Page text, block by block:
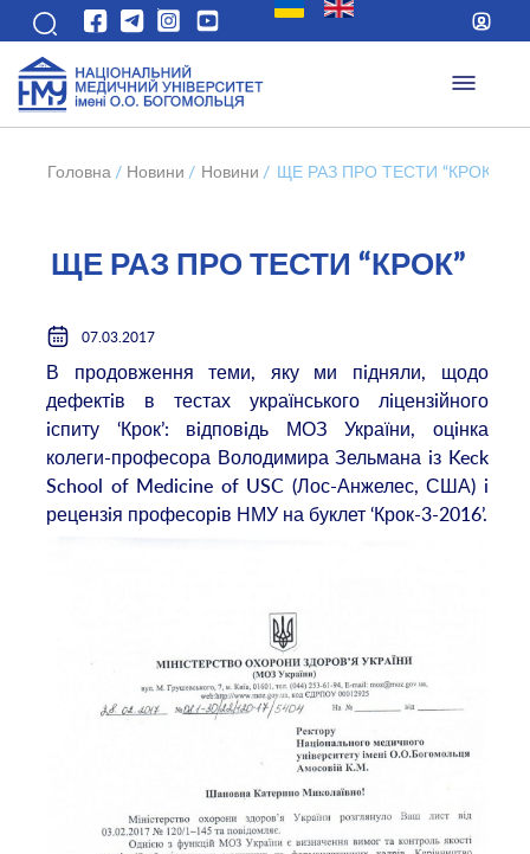
Головна / Новини / Новини / ЩЕ РАЗ ПРО ТЕСТИ “КРОК”
ЩЕ РАЗ ПРО ТЕСТИ “КРОК”
07.03.2017
В продовження теми, яку ми пiдняли, щодо
дефектiв в тестах українського лiцензiйного
iспиту ‘Крок’: вiдповiдь МОЗ України, оцiнка
колеги-професора Володимира Зельмана iз Keck
School of Medicine of USC (Лос-Анжелес, США) i
рецензiя професорiв НМУ на буклет ‘Крок-3-2016’.